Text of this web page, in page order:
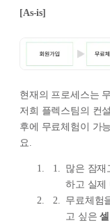
[As-is]
현재의 프로세스는
저희 플렉스팀의 컨
후에 무료체험이 가
요.
많은 잠재
하고 실제
무료체험
고 싶은